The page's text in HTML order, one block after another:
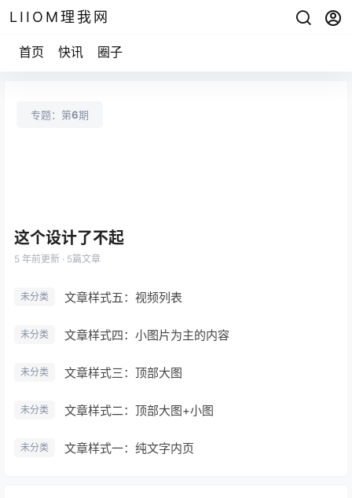
LIIOM理我网
首页 快讯 圈子
专题：第6期
这个设计了不起
5 年前更新 · 5篇文章
未分类 文章样式五：视频列表
未分类 文章样式四：小图片为主的内容
未分类 文章样式三：顶部大图
未分类 文章样式二：顶部大图+小图
未分类 文章样式一：纯文字内页